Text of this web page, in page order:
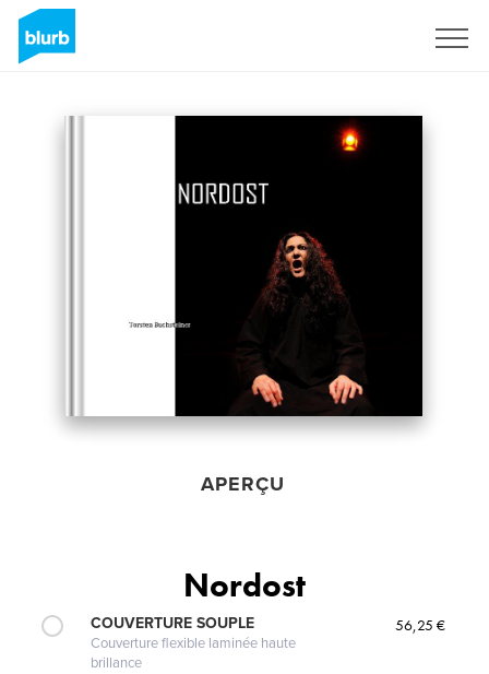
APERÇU
Nordost
COUVERTURE SOUPLE
Couverture flexible laminée haute
brillance
56,25 €